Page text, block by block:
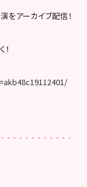
をアーカイブ配信！